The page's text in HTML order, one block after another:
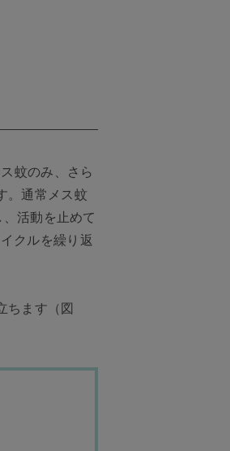
蚊のみ、さら
。通常メス蚊
活動を止めて
クルを繰り返
ちます（図